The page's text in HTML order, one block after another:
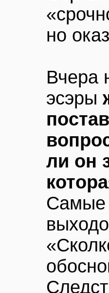
но
Вчера
эсэры
ли он
Самые